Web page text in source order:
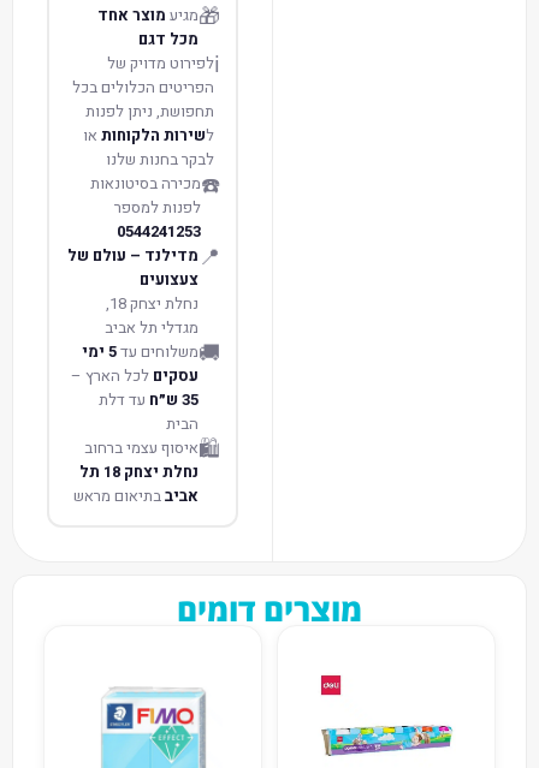
🎁מגיע מוצר אחד
מכל דגם
ℹ️לפירוט מדויק של
הפריטים הכלולים בכל
תחפושת, ניתן לפנות
לשירות הלקוחות או
לבקר בחנות שלנו
☎️מכירה בסיטונאות
לפנות למספר
0544241253
📍 מדילנד – עולם של
צעצועים
נחלת יצחק 18,
מגדלי תל אביב
🚚משלוחים עד 5 ימי
עסקים לכל הארץ –
35 ש״ח
עד דלת
הבית
🛍️איסוף עצמי ברחוב
נחלת יצחק 18 תל
אביבבתיאום מראש
מוצרים דומים